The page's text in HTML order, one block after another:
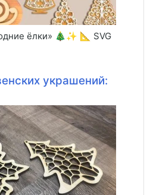
ёлки» 🎄✨ 📐 SVG
украшений: